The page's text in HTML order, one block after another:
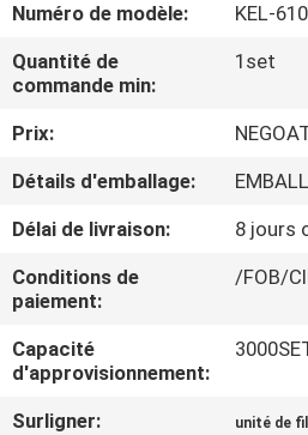
NOUS
DE
L'USINE
CONTRÔLE
DE
LA
QUALITÉ
Numéro de modèle:
KEL-610
Quantité de
commande min:
1set
Prix:
Détails d'emballage:
Délai de livraison:
8 jours
Conditions de
paiement:
/FOB/
Capacité
d'approvisionnement:
Surligner: unité de